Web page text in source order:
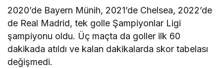
2020’de Bayern Münih, 2021’de Chelsea, 2022’de
de Real Madrid, tek golle Şampiyonlar Ligi
şampiyonu oldu. Üç maçta da goller ilk 60
dakikada atıldı ve kalan dakikalarda skor tabelası
değişmedi.